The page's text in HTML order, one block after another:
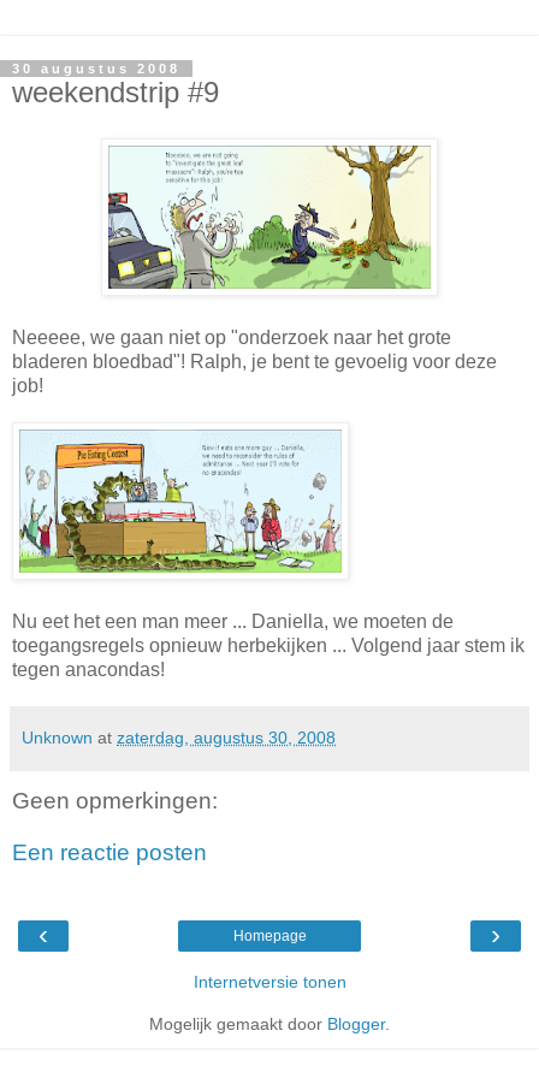
30 augustus 2008
weekendstrip #9
Neeeee, we gaan niet op "onderzoek naar het grote
bladeren bloedbad"! Ralph, je bent te gevoelig voor deze
job!
Nu eet het een man meer ... Daniella, we moeten de
toegangsregels opnieuw herbekijken ... Volgend jaar stem ik
tegen anacondas!
Unknown at zaterdag, augustus 30, 2008
Geen opmerkingen:
Een reactie posten
‹ ›
Homepage
Internetversie tonen
Mogelijk gemaakt door Blogger.